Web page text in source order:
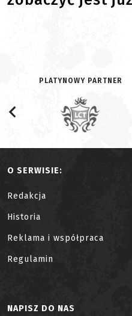
PLATYNOWY PARTNER
O SERWISIE:
Redakcja
Historia
Reklama i współpraca
Regulamin
NAPISZ DO NAS